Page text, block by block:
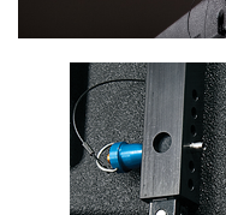
Gdzie kupić i się połączyć